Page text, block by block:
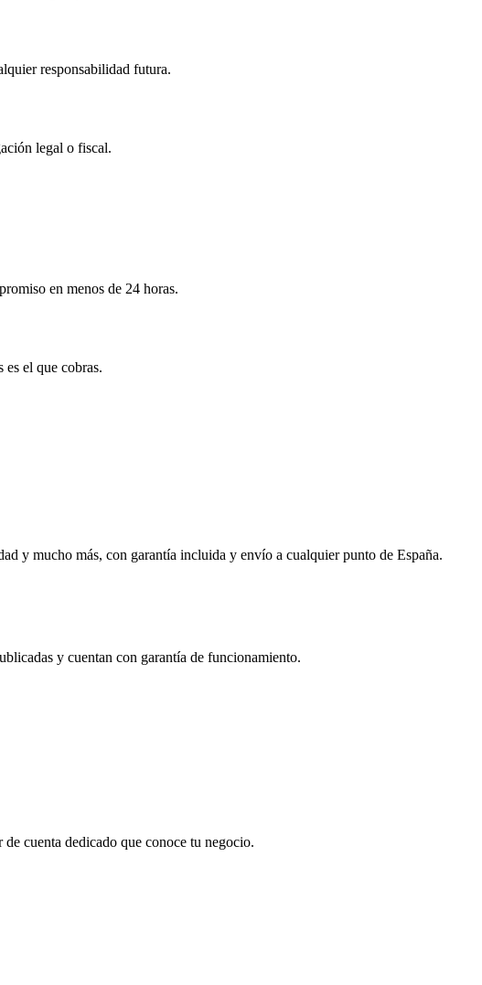
responsabilidad futura.
legal o fiscal.
en menos de 24 horas.
el que cobras.
y mucho más, con garantía incluida y envío a cualquier punto de España.
y cuentan con garantía de funcionamiento.
cuenta dedicado que conoce tu negocio.